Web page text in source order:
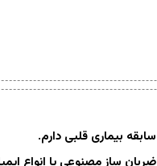
سابقه بیماری قلبی دارم.